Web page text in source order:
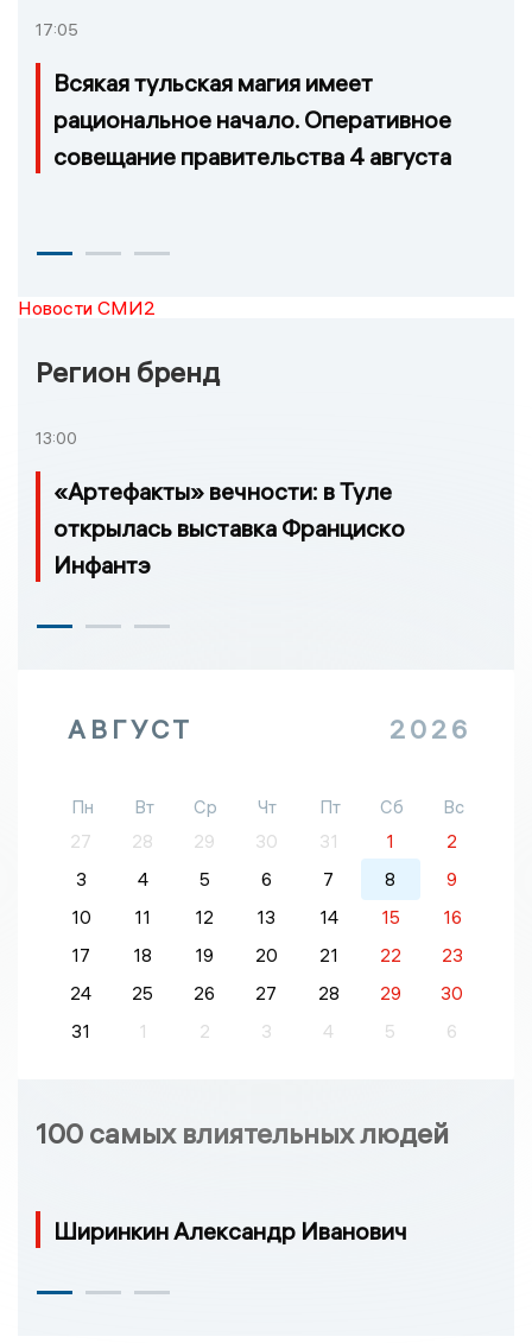
17:05
Всякая тульская магия имеет
рациональное начало. Оперативное
совещание правительства 4 августа
Новости СМИ2
Регион бренд
13:00
«Артефакты» вечности: в Туле
открылась выставка Франциско
Инфантэ
АВГУСТ 2026
Пн Вт Ср Чт Пт Сб
Вс
27
28 29 30 31 1
2
3
4 5 6 7 8
9
10
11 12 13 14 15
16
17
18 19 20 21 22
23
24
25 26 27 28 29
30
31
1 2 3 4 5 6
100 самых влиятельных людей
Ширинкин Александр Иванович